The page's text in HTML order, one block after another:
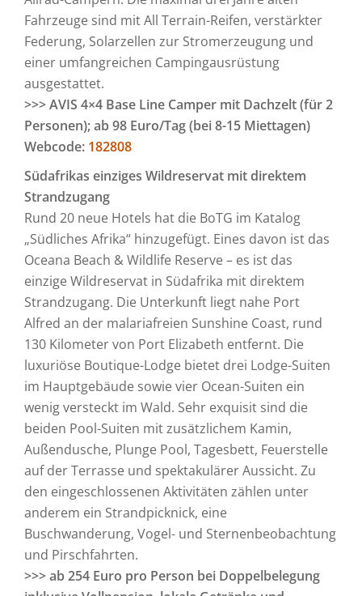
Fahrzeuge sind mit All Terrain-Reifen, verstärkter
Federung, Solarzellen zur Stromerzeugung und
einer umfangreichen Campingausrüstung
ausgestattet.
>>> AVIS 4×4 Base Line Camper mit Dachzelt (für 2
Personen); ab 98 Euro/Tag (bei 8-15 Miettagen)
Webcode: 182808
Südafrikas einziges Wildreservat mit direktem
Strandzugang
Rund 20 neue Hotels hat die BoTG im Katalog
„Südliches Afrika“ hinzugefügt. Eines davon ist das
Oceana Beach & Wildlife Reserve – es ist das
einzige Wildreservat in Südafrika mit direktem
Strandzugang. Die Unterkunft liegt nahe Port
Alfred an der malariafreien Sunshine Coast, rund
130 Kilometer von Port Elizabeth entfernt. Die
luxuriöse Boutique-Lodge bietet drei Lodge-Suiten
im Hauptgebäude sowie vier Ocean-Suiten ein
wenig versteckt im Wald. Sehr exquisit sind die
beiden Pool-Suiten mit zusätzlichem Kamin,
Außendusche, Plunge Pool, Tagesbett, Feuerstelle
auf der Terrasse und spektakulärer Aussicht. Zu
den eingeschlossenen Aktivitäten zählen unter
anderem ein Strandpicknick, eine
Buschwanderung, Vogel- und Sternenbeobachtung
und Pirschfahrten.
>>> ab 254 Euro pro Person bei Doppelbelegung